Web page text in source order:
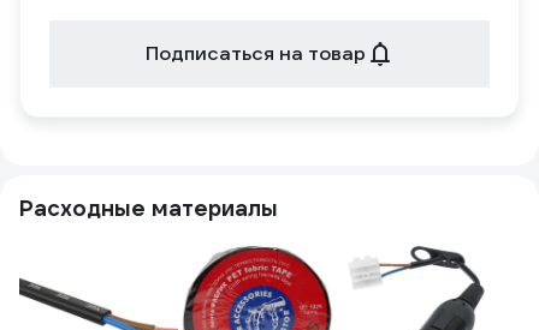
Подписаться на товар
Расходные материалы